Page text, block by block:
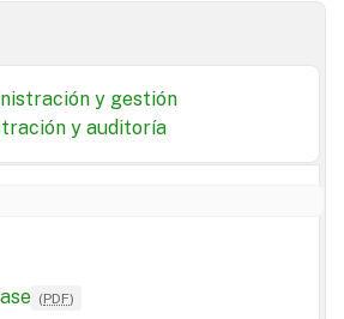
y gestión
y auditoría
(PDF)